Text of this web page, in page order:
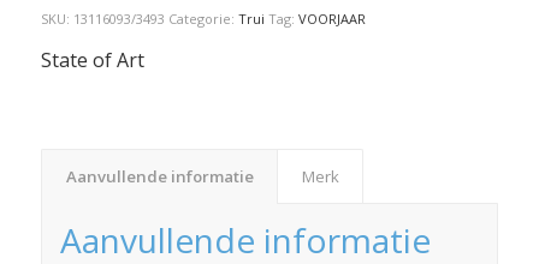
SKU: 13116093/3493 Categorie: Trui Tag: VOORJAAR
State of Art
Aanvullende informatie Merk
Aanvullende informatie